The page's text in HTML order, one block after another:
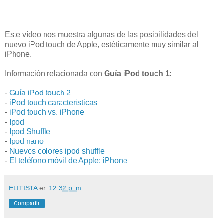
Este vídeo nos muestra algunas de las posibilidades del
nuevo iPod touch de Apple, estéticamente muy similar al
iPhone.
Información relacionada con Guía iPod touch 1:
- Guía iPod touch 2
- iPod touch características
- iPod touch vs. iPhone
- Ipod
- Ipod Shuffle
- Ipod nano
- Nuevos colores ipod shuffle
- El teléfono móvil de Apple: iPhone
ELITISTA en 12:32 p. m.
Compartir